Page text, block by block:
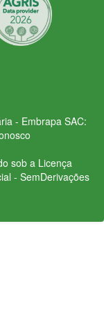
- Embrapa SAC:
sob a Licença
- SemDerivações